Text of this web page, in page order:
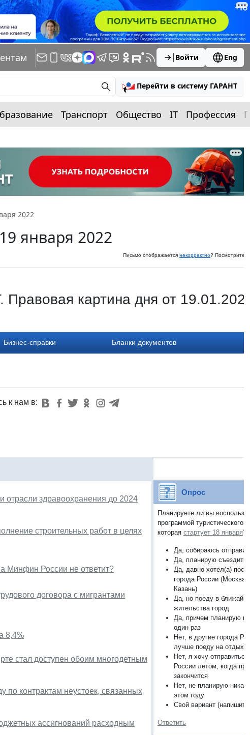
Войти Eng
Перейти в систему ГАРАНТ
Транспорт Общество IT Профессия
2022
января 2022
Письмо отображается некорректно? Посмотрите
Правовая картина дня от
Бизнес-справки Бланки документов
к нам в:
здравоохранения до 2024
строительных работ в целях
Минфин России не ответит?
договора с мигрантами
8,4%
стал доступен обоим многодетным
по контрактам неустоек, связанных
ассигнований расходным
Опрос
Планируете ли вы
программой туристического
которая стартует 18 января?
Да, собираюсь
Да, планирую съездить
Да, давно хотел(а)
города России (Москва,
Казань)
Да, но поеду в
жительства город
Да, причем планирую
один раз
Нет, в другие города
лучше поеду на отдых
Нет, я хочу
России летом, когда
закончится
Нет, не планирую
этом году
Свой вариант
Ответить